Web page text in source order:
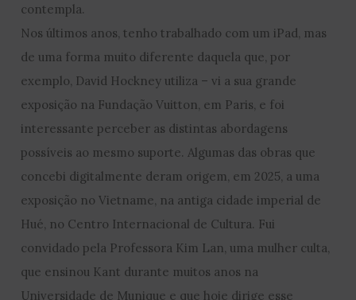
contempla.
Nos últimos anos, tenho trabalhado com um iPad, mas
de uma forma muito diferente daquela que, por
exemplo, David Hockney utiliza – vi a sua grande
exposição na Fundação Vuitton, em Paris, e foi
interessante perceber as distintas abordagens
possíveis ao mesmo suporte. Algumas das obras que
concebi digitalmente deram origem, em 2025, a uma
exposição no Vietname, na antiga cidade imperial de
Hué, no Centro Internacional de Cultura. Fui
convidado pela Professora Kim Lan, uma mulher culta,
que ensinou Kant durante muitos anos na
Universidade de Munique e que hoje dirige esse